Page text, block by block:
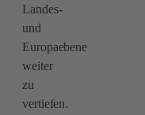
Landes-
und
Europaebene
weiter
zu
vertiefen.